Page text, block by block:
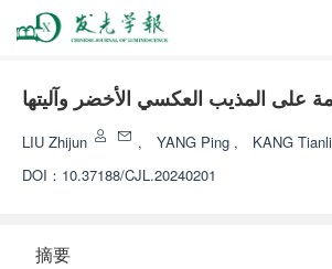
على المذيب العكسي الأخضر وآليتها
LIU Zhijun , YANG Ping , KANG Tianli
DOI： 10.37188/CJL.20240201
摘要